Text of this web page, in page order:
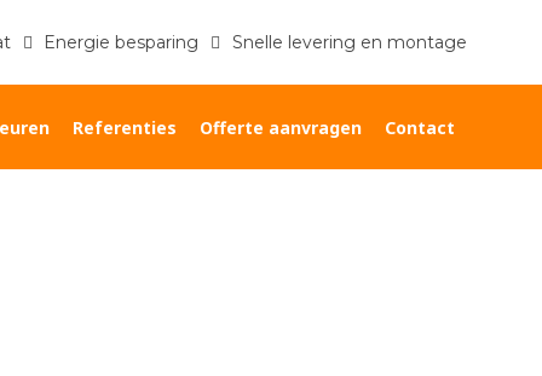
Energie besparing Snelle levering en montage
Referenties Offerte aanvragen Contact